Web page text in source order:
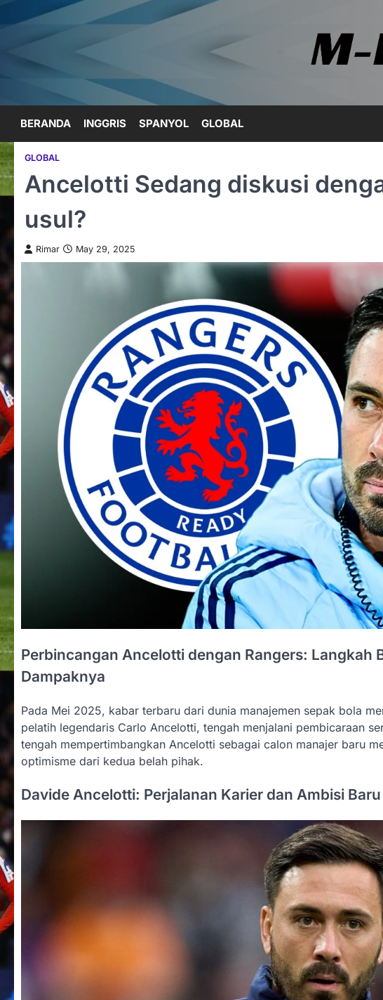
to
content
BERANDA INGGRIS SPANYOL GLOBAL
GLOBAL
Ancelotti Sedang diskusi
usul?
Rimar May 29, 2025
Perbincangan Ancelotti dengan Rangers: Langkah
Dampaknya
Pada Mei 2025, kabar terbaru dari dunia manajemen sepak bola
pelatih legendaris Carlo Ancelotti, tengah menjalani pembicaraan
tengah mempertimbangkan Ancelotti sebagai calon manajer baru
optimisme dari kedua belah pihak.
Davide Ancelotti: Perjalanan Karier dan Ambisi Baru